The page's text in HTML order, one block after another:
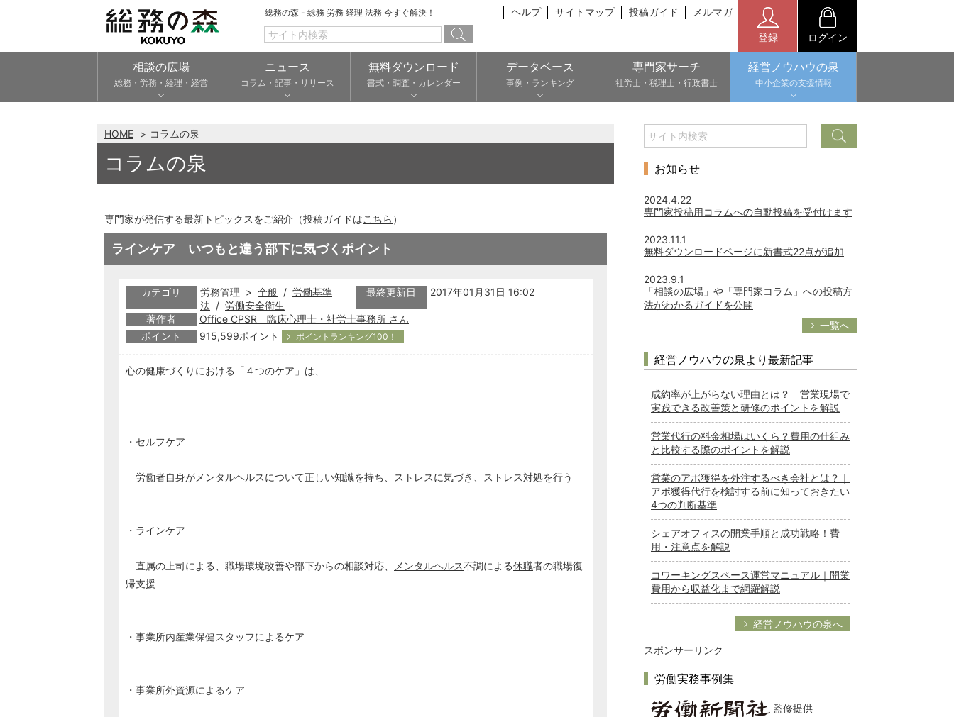
総務の森 - 総務 労務 経理 法務 今すぐ解決！ ヘルプ サイトマップ 投稿ガイド メルマガ
登録 ログイン
相談の広場
総務・労務・経理・経営
ニュース
コラム・記事・リリース
無料ダウンロード
書式・調査・カレンダー
データベース
事例・ランキング
専門家サーチ
社労士・税理士・行政書士
経営ノウハウの泉
中小企業の支援情報
HOME コラムの泉
コラムの泉
専門家が発信する最新トピックスをご紹介（投稿ガイドはこちら ）
ラインケア いつもと違う部下に気づくポイント
カテゴリ 労務管理 > 全般 / 労働基準
法 / 労働安全衛生
最終更新日 2017年01月31日 16:02
著作者
Office CPSR 臨床心理士・社労士事務所 さん
ポイント
915,599ポイント ポイントランキング100！
心の健康づくりにおける「４つのケア」は、
・セルフケア
労働者自身が メンタルヘルスについて正しい知識を持ち、ストレスに気づき、ストレス対処を行う
・ラインケア
直属の上司による、職場環境改善や部下からの相談対応、 メンタルヘルス不調による休職者の職場復
帰支援
・事業所内産業保健スタッフによるケア
・事業所外資源によるケア
お知らせ
2024.4.22
専門家投稿用コラムへの自動投稿を受付けます
2023.11.1
無料ダウンロードページに新書式22点が追加
2023.9.1
「相談の広場」や「専門家コラム」への投稿方
法がわかるガイドを公開
一覧へ
経営ノウハウの泉より最新記事
成約率が上がらない理由とは？ 営業現場で
実践できる改善策と研修のポイントを解説
営業代行の料金相場はいくら？費用の仕組み
と比較する際のポイントを解説
営業のアポ獲得を外注するべき会社とは？｜
アポ獲得代行を検討する前に知っておきたい
4つの判断基準
シェアオフィスの開業手順と成功戦略！費
用・注意点を解説
コワーキングスペース運営マニュアル｜開業
費用から収益化まで網羅解説
経営ノウハウの泉へ
スポンサーリンク
労働実務事例集
監修提供